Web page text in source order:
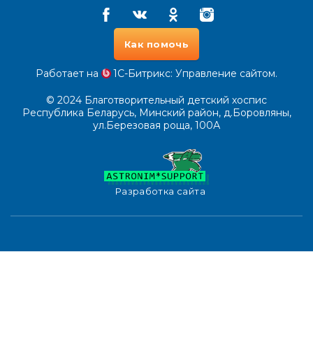
FacebookVkontakteOdnoklassnikiInstagram
Как помочь
Работает на 1С-Битрикс: Управление сайтом.
© 2024 Благотворительный детский хоспис
Республика Беларусь, Минский район, д.Боровляны,
ул.Березовая роща, 100А
Разработка сайта